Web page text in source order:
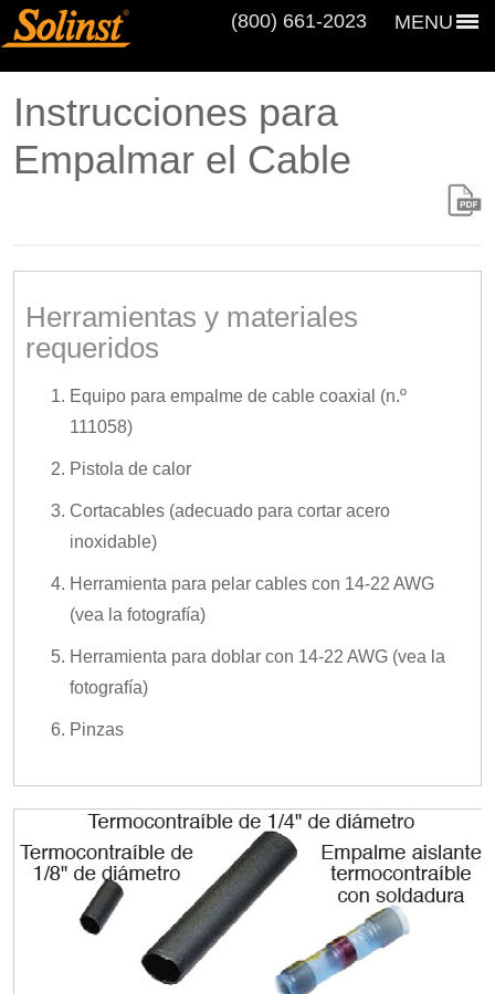
MENU
(800) 661‑2023
Instrucciones para
Empalmar el Cable
Herramientas y materiales
requeridos
Equipo para empalme de cable coaxial (n.º
111058)
Pistola de calor
Cortacables (adecuado para cortar acero
inoxidable)
Herramienta para pelar cables con 14-22 AWG
(vea la fotografía)
Herramienta para doblar con 14-22 AWG (vea la
fotografía)
Pinzas